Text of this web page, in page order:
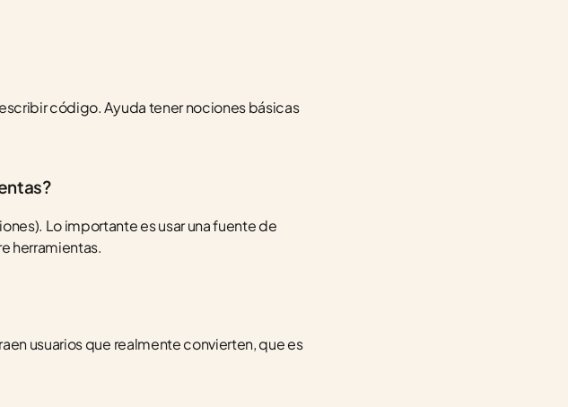
código. Ayuda tener nociones básicas
Lo importante es usar una fuente de
herramientas.
usuarios que realmente convierten, que es